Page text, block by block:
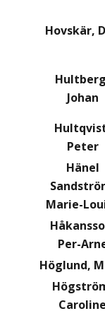
Hovskär,
Johan
Peter
Hänel
Marie-
Per-
Höglund,
Caroline